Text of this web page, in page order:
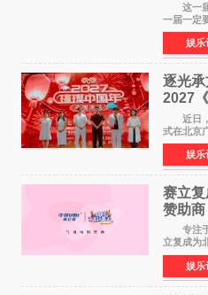
这一届
一届一定
来到现场
已经落下
竞社负责
娱乐
逐光承
2027
作圆
近日，
式在北京
华优秀传
格、高质
矢志不渝
娱乐
赛立复
赞助
活力美
专注于
立复成为
的特别赞
都市女性
家庭与自
娱乐